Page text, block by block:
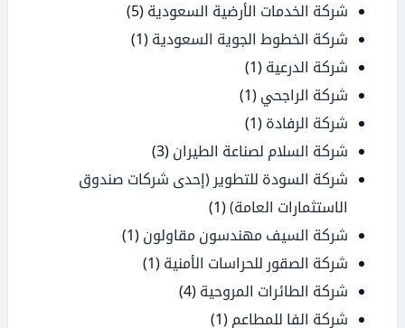
شركة الخدمات الأرضية السعودية (5)
شركة الخطوط الجوية السعودية (1)
شركة الدرعية (1)
شركة الراجحي (1)
شركة الرفادة (1)
شركة السلام لصناعة الطيران (3)
شركة السودة للتطوير (إحدى شركات صندوق
الاستثمارات العامة)(1)
شركة السيف مهندسون مقاولون (1)
شركة الصقور للحراسات الأمنية (1)
شركة الطائرات المروحية (4)
شركة الفا للمطاعم (1)